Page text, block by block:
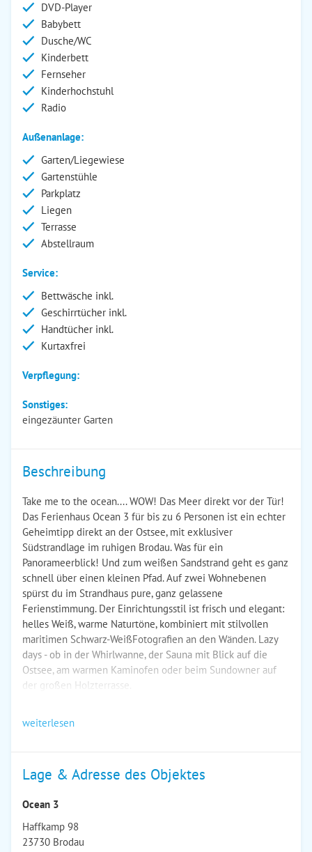
DVD-Player
Babybett
Dusche/WC
Kinderbett
Fernseher
Kinderhochstuhl
Radio
Außenanlage:
Garten/Liegewiese
Gartenstühle
Parkplatz
Liegen
Terrasse
Abstellraum
Service:
Bettwäsche inkl.
Geschirrtücher inkl.
Handtücher inkl.
Kurtaxfrei
Verpflegung:
Sonstiges:
eingezäunter Garten
Beschreibung
Take me to the ocean.... WOW! Das Meer direkt vor der Tür!
Das Ferienhaus Ocean 3 für bis zu 6 Personen ist ein echter
Geheimtipp direkt an der Ostsee, mit exklusiver
Südstrandlage im ruhigen Brodau. Was für ein
Panorameerblick! Und zum weißen Sandstrand geht es ganz
schnell über einen kleinen Pfad. Auf zwei Wohnebenen
spürst du im Strandhaus pure, ganz gelassene
Ferienstimmung. Der Einrichtungsstil ist frisch und elegant:
helles Weiß, warme Naturtöne, kombiniert mit stilvollen
maritimen Schwarz-WeißFotografien an den Wänden. Lazy
days - ob in der Whirlwanne, der Sauna mit Blick auf die
Ostsee, am warmen Kaminofen oder beim Sundowner auf
der großen Holzterrasse.
weiterlesen
Lage & Adresse des Objektes
Ocean 3
Haffkamp 98
23730 Brodau